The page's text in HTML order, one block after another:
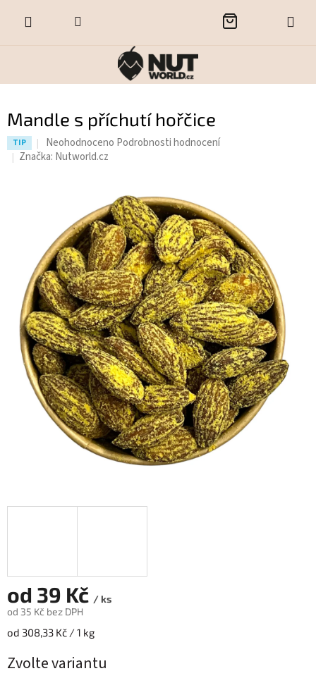
NÁKUPNÍ
Mandle s příchutí hořčice
TIP
Průměrné
hodnocení
hvězdiček.
Neohodnoceno Podrobnosti hodnocení
Značka: Nutworld.cz
od 39 Kč / ks
od 35 Kč bez DPH
Měrná
od 308,33 Kč / 1 kg
Zvolte variantu